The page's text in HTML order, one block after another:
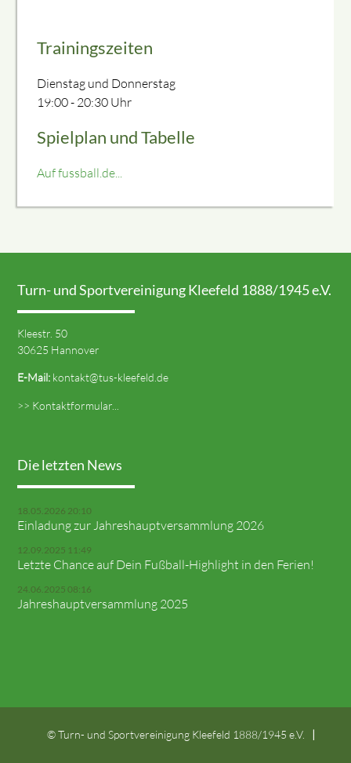
Trainingszeiten
Dienstag und Donnerstag
19:00 - 20:30 Uhr
Spielplan und Tabelle
Auf fussball.de...
Turn- und Sportvereinigung Kleefeld 1888/1945 e.V.
Kleestr. 50
30625 Hannover
E-Mail: kontakt@tus-kleefeld.de
>> Kontaktformular...
Die letzten News
18.05.2026 20:10
Einladung zur Jahreshauptversammlung 2026
12.09.2025 11:49
Letzte Chance auf Dein Fußball-Highlight in den Ferien!
24.06.2025 08:16
Jahreshauptversammlung 2025
© Turn- und Sportvereinigung Kleefeld 1888/1945 e.V.